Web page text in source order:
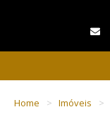
Home Imóveis